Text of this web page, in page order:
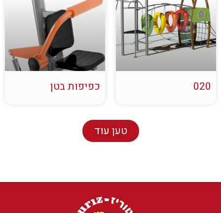
020 כפיפות בטן
טען עוד